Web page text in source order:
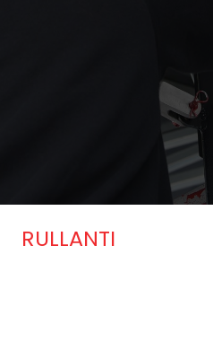
RULLANTI